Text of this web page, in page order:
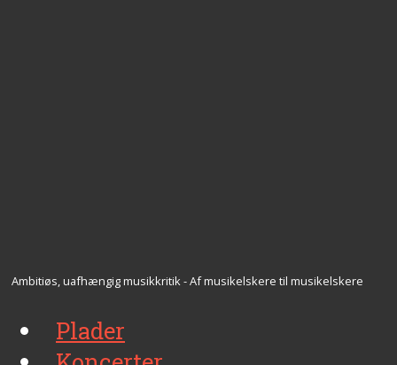
Ambitiøs, uafhængig musikkritik - Af musikelskere til musikelskere
Plader